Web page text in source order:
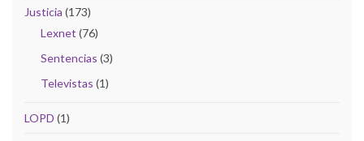
Justicia (173)
Lexnet (76)
Sentencias (3)
Televistas (1)
LOPD (1)